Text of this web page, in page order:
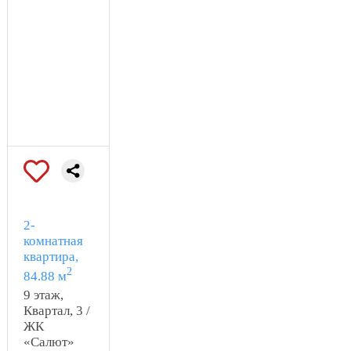
2-
комнатная
квартира,
84.88 м2
9 этаж,
Квартал, 3 /
ЖК
«Салют»